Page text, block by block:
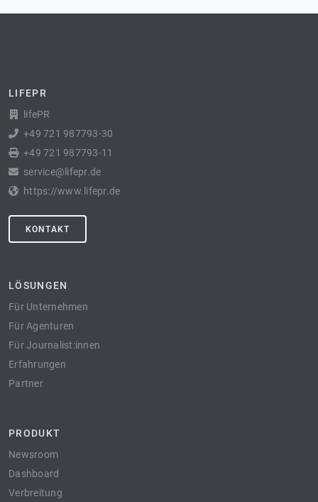
LIFEPR
lifePR
+49 721 987793-30
+49 721 987793-11
service@lifepr.de
https://www.lifepr.de
KONTAKT
LÖSUNGEN
Für Unternehmen
Für Agenturen
Für Journalist:innen
Erfahrungen
Partner
PRODUKT
Newsroom
Dashboard
Verbreitung